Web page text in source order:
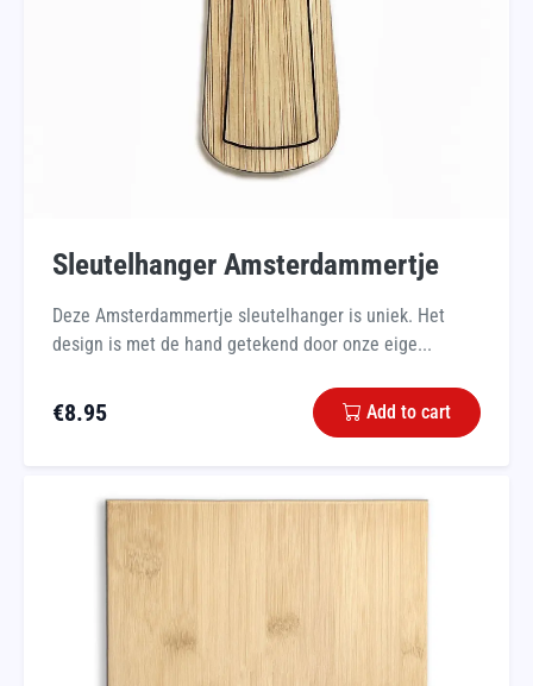
Sleutelhanger Amsterdammertje
Deze Amsterdammertje sleutelhanger is uniek. Het
design is met de hand getekend door onze eige...
€8.95 Add to cart